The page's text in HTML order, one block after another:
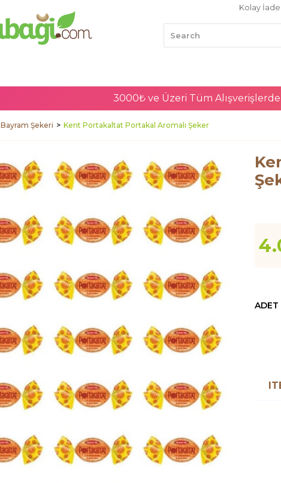
Kolay İade
3000₺ ve Üzeri Tüm Alışverişlerde
Bayram Şekeri Kent Portakaltat Portakal Aromalı Şeker
ADET